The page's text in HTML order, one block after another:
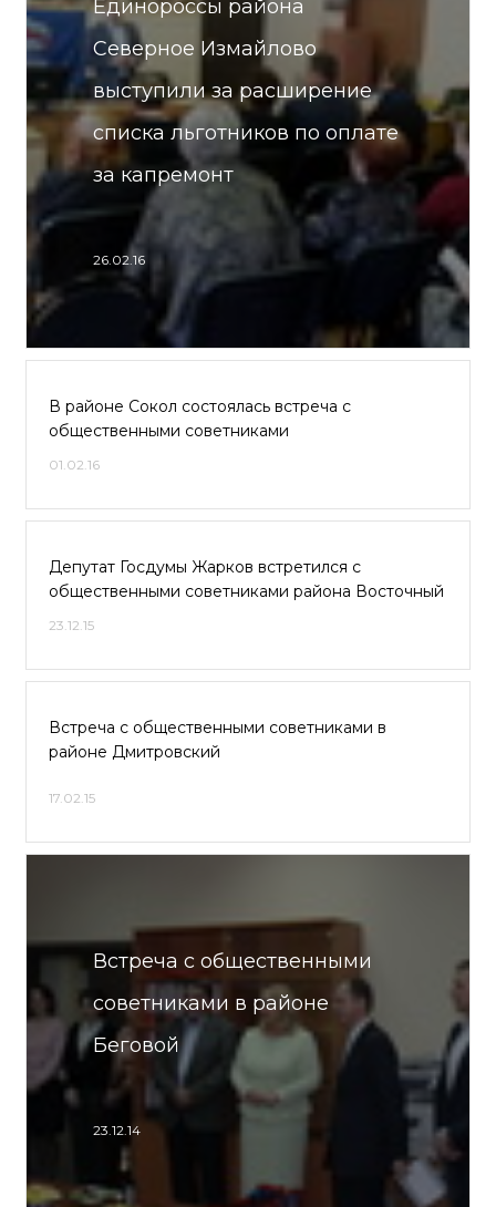
Единороссы района
Северное Измайлово
выступили за расширение
списка льготников по оплате
за капремонт
26.02.16
В районе Сокол состоялась встреча с
общественными советниками
01.02.16
Депутат Госдумы Жарков встретился с
общественными советниками района Восточный
23.12.15
Встреча с общественными советниками в
районе Дмитровский
17.02.15
Встреча с общественными
советниками в районе
Беговой
23.12.14